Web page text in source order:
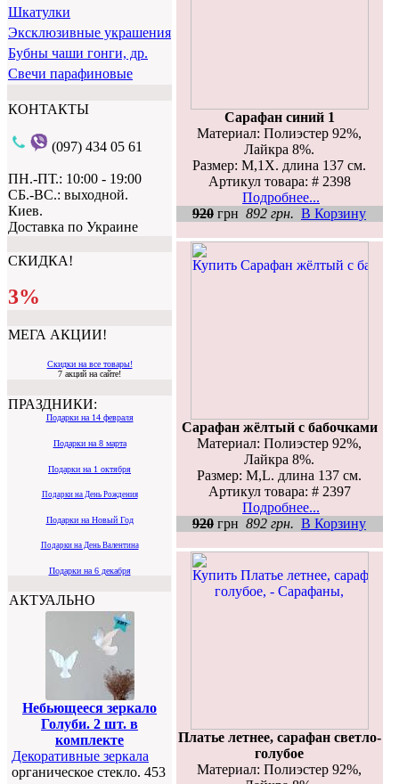
Шкатулки
Эксклюзивные украшения
Бубны чаши гонги, др.
Свечи парафиновые
КОНТАКТЫ
(097) 434 05 61
ПН.-ПТ.: 10:00 - 19:00
СБ.-ВС.: выходной.
Киев.
Доставка по Украине
СКИДКА!
3%
МЕГА АКЦИИ!
Скидки на все товары!
7 акций на сайте!
ПРАЗДНИКИ:
Подарки на 14 февраля
Подарки на 8 марта
Подарки на 1 октября
Подарки на День Рождения
Подарки на Новый Год
Подарки на День Валентина
Подарки на 6 декабря
АКТУАЛЬНО
Небьющееся зеркало
Голуби. 2 шт. в
комплекте
Декоративные зеркала
органическое стекло. 453
Сарафан синий 1
Материал: Полиэстер 92%,
Лайкра 8%.
Размер: M,1Х. длина 137 см.
Артикул товара: # 2398
Подробнее...
920 грн 892 грн. В Корзину
Сарафан жёлтый с бабочками
Материал: Полиэстер 92%,
Лайкра 8%.
Размер: M,L. длина 137 см.
Артикул товара: # 2397
Подробнее...
920 грн 892 грн. В Корзину
Платье летнее, сарафан светло-
голубое
Материал: Полиэстер 92%,